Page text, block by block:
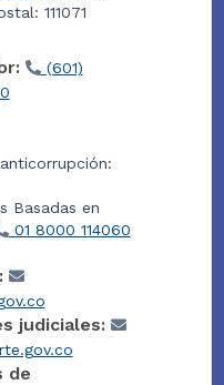
111071
(601)
Basadas en
01 8000 114060
judiciales:
de